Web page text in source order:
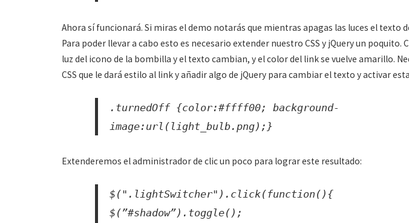
Ahora sí funcionará. Si miras el demo notarás que mientras apagas las luces el texto
Para poder llevar a cabo esto es necesario extender nuestro CSS y jQuery un poquito.
luz del icono de la bombilla y el texto cambian, y el color del link se vuelve amarillo.
CSS que le dará estilo al link y añadir algo de jQuery para cambiar el texto y activar esta
.turnedOff {color:#ffff00; background-
image:url(light_bulb.png);}
Extenderemos el administrador de clic un poco para lograr este resultado:
$(".lightSwitcher").click(function(){
$(”#shadow”).toggle();